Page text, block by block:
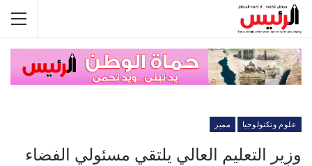
علوم وتكنولوجيا مميز
وزير التعليم العالي يلتقي مسئولي الفضاء